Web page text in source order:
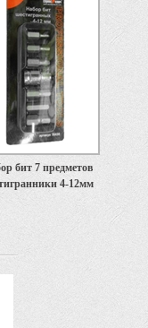
бит 7 предметов
4-12мм